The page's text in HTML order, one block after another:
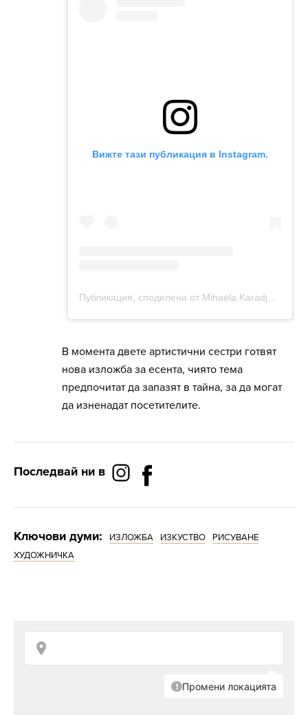
В момента двете артистични сестри готвят
нова изложба за есента, чиято тема
предпочитат да запазят в тайна, за да могат
да изненадат посетителите.
Последвай ни в
Ключови думи: ИЗЛОЖБА ИЗКУСТВО
РИСУВАНЕ
ХУДОЖНИЧКА